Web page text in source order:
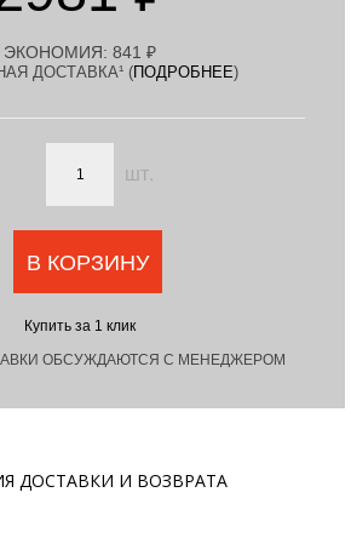
ЭКОНОМИЯ: 841 ₽
ДОСТАВКА¹ (ПОДРОБНЕЕ)
шт.
В КОРЗИНУ
Купить за 1 клик
ОБСУЖДАЮТСЯ С МЕНЕДЖЕРОМ
ДОСТАВКИ И ВОЗВРАТА